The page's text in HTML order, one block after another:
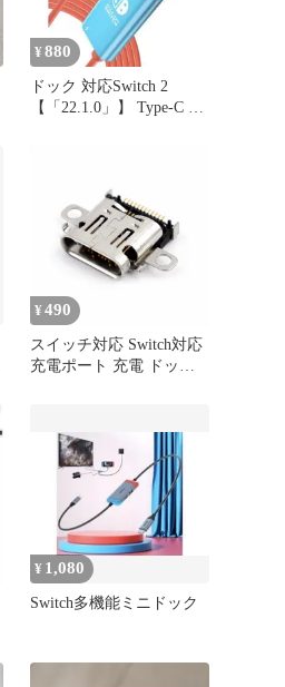
¥ 880
ドック 対応Switch 2
【「22.1.0」】 Type-C ア
¥ 490
スイッチ対応 Switch対応
充電ポート 充電 ドック
¥ 1,080
Switch多機能ミニドック